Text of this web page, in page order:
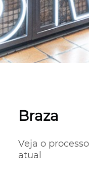
Braza
Veja o
atual